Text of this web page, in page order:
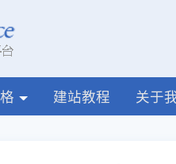
建站教程 关于